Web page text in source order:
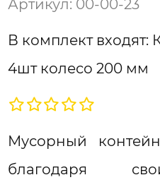
Артикул: 00-00-23
В комплект
4шт колесо 200 мм
Мусорный
благодаря